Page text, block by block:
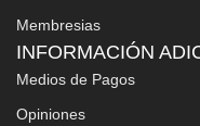
Membresias
INFORMACIÓN
Medios de Pagos
Opiniones